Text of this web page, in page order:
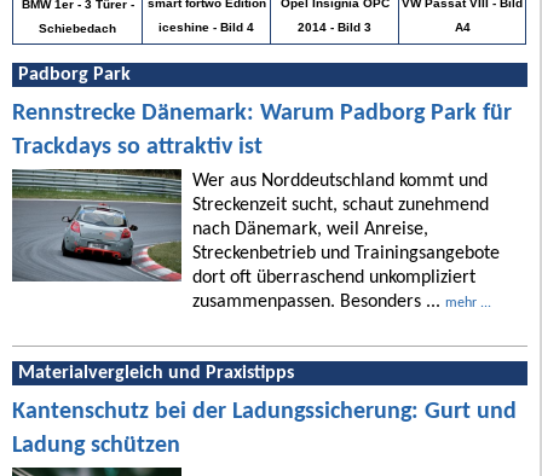
BMW 1er - 3 Türer -
Schiebedach
smart fortwo Edition
iceshine - Bild 4
Opel Insignia OPC
2014 - Bild 3
A4
Padborg Park
Rennstrecke Dänemark: Warum Padborg Park für
Trackdays so attraktiv ist
Wer aus Norddeutschland kommt und
Streckenzeit sucht, schaut zunehmend
nach Dänemark, weil Anreise,
Streckenbetrieb und Trainingsangebote
dort oft überraschend unkompliziert
zusammenpassen. Besonders ... mehr ...
Materialvergleich und Praxistipps
Kantenschutz bei der Ladungssicherung: Gurt und
Ladung schützen